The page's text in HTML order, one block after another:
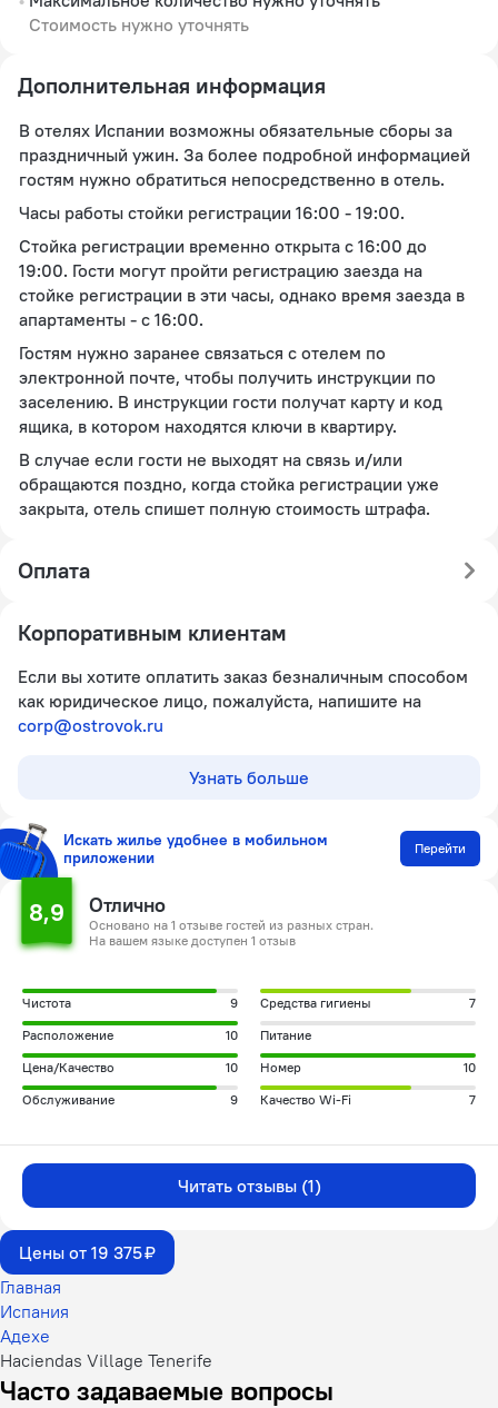
Стоимость нужно уточнять
Дополнительная информация
В отелях Испании возможны обязательные сборы за
праздничный ужин. За более подробной информацией
гостям нужно обратиться непосредственно в отель.
Часы работы стойки регистрации 16:00 - 19:00.
Стойка регистрации временно открыта с 16:00 до
19:00. Гости могут пройти регистрацию заезда на
стойке регистрации в эти часы, однако время заезда в
апартаменты - с 16:00.
Гостям нужно заранее связаться с отелем по
электронной почте, чтобы получить инструкции по
заселению. В инструкции гости получат карту и код
ящика, в котором находятся ключи в квартиру.
В случае если гости не выходят на связь и/или
обращаются поздно, когда стойка регистрации уже
закрыта, отель спишет полную стоимость штрафа.
Оплата
Корпоративным клиентам
Если вы хотите оплатить заказ безналичным способом
как юридическое лицо, пожалуйста, напишите на
corp@ostrovok.ru
Узнать больше
Искать жилье удобнее в мобильном
приложении
Перейти
8,9 Отлично
Основано на 1 отзыве гостей из разных стран.
На вашем языке доступен 1 отзыв
Чистота 9 Средства гигиены
7
Расположение
10
Питание
Цена/Качество
10 Номер
10
Обслуживание
9 Качество Wi-Fi 7
Читать отзывы (1)
Цены от 19 375 ₽
Главная
Испания
Адехе
Haciendas Village Tenerife
Часто задаваемые вопросы